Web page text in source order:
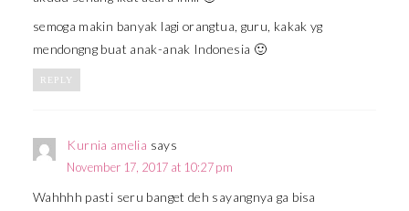
semoga makin banyak lagi orangtua, guru, kakak yg
mendongng buat anak-anak Indonesia 🙂
REPLY
Kurnia amelia says
November 17, 2017 at 10:27 pm
Wahhhh pasti seru banget deh sayangnya ga bisa